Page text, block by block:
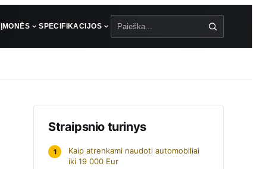
ĮMONĖS SPECIFIKACIJOS
Straipsnio turinys
1
Kaip atrenkami naudoti automobiliai
iki 19 000 Eur